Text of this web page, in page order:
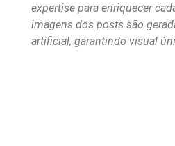
expertise para enriquecer
imagens dos posts são
artificial, garantindo visual